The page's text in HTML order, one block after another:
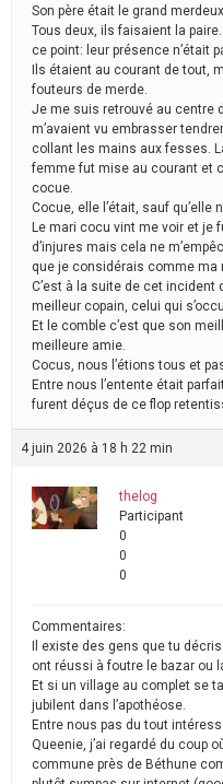
Son père était le grand
Tous deux, ils faisaient la
ce point: leur présence n’était
Ils étaient au courant de tout,
fouteurs de merde.
Je me suis retrouvé au centre
m’avaient vu embrasser
collant les mains aux fesses.
femme fut mise au courant et
cocue.
Cocue, elle l’était, sauf qu’elle
Le mari cocu vint me voir et je
d’injures mais cela ne
que je considérais comme ma
C’est à la suite de cet
meilleur copain, celui qui
Et le comble c’est que son
meilleure amie.
Cocus, nous l’étions tous et
Entre nous l’entente était
furent déçus de ce flop
4 juin 2026 à 18 h 22 min
thelog
Participant
0
0
0
Commentaires:
Il existe des gens que tu
ont réussi à foutre le bazar ou
Et si un village au complet se
jubilent dans l’apothéose.
Entre nous pas du tout
Queenie, j’ai regardé du coup
commune près de Béthune